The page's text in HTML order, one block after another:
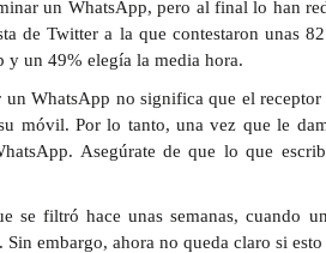
un WhatsApp, pero al final lo han
de Twitter a la que contestaron unas
y un 49% elegía la media hora.
WhatsApp no significa que el
móvil. Por lo tanto, una vez que le
Asegúrate de que lo que
se filtró hace unas semanas, cuando
Sin embargo, ahora no queda claro si